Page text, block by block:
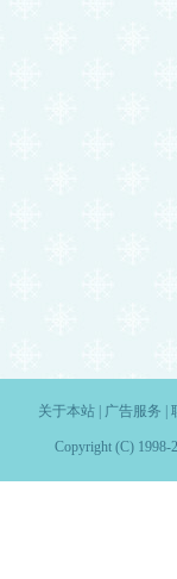
关于本站| 广告服务
Copyright (C) 1998-